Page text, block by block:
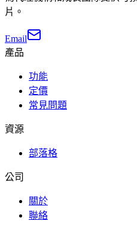
片。
Email
產品
功能
定價
常見問題
資源
部落格
公司
關於
聯絡